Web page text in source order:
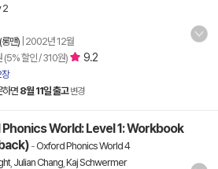
2
맨) 2002년 12월
(5% 할인 / 310원) 9.2
하면8월 11일 출고 변경
World: Level 1: Workbook
-Oxford Phonics World 4
, Julian Chang Kaj Schwermer